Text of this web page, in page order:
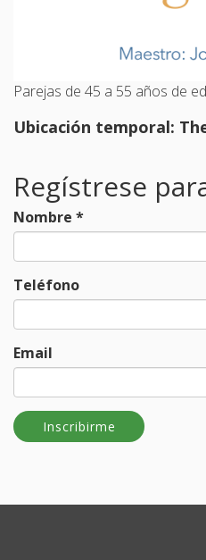
Parejas de 45 a 55 años de
Ubicación temporal:
Regístrese
Nombre *
Teléfono
Email
Inscribirme